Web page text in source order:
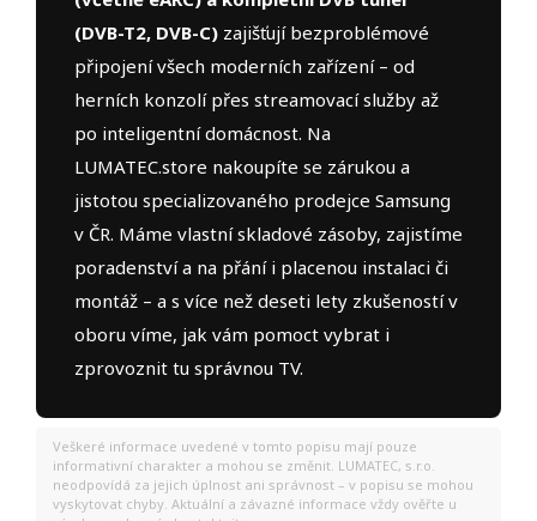
(DVB-T2, DVB-C) zajišťují bezproblémové
připojení všech moderních zařízení – od
herních konzolí přes streamovací služby až
po inteligentní domácnost. Na
LUMATEC.store nakoupíte se zárukou a
jistotou specializovaného prodejce Samsung
v ČR. Máme vlastní skladové zásoby, zajistíme
poradenství a na přání i placenou instalaci či
montáž – a s více než deseti lety zkušeností v
oboru víme, jak vám pomoct vybrat i
zprovoznit tu správnou TV.
Veškeré informace uvedené v tomto popisu mají pouze
informativní charakter a mohou se změnit. LUMATEC, s.r.o.
neodpovídá za jejich úplnost ani správnost – v popisu se mohou
vyskytovat chyby. Aktuální a závazné informace vždy ověřte u